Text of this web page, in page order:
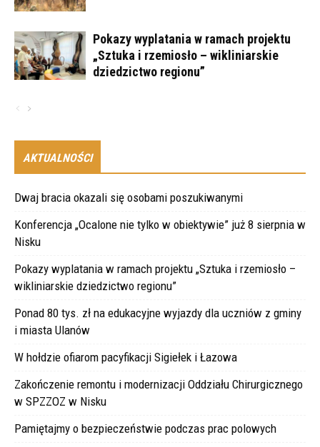
Pokazy wyplatania w ramach projektu
„Sztuka i rzemiosło – wikliniarskie
dziedzictwo regionu”
AKTUALNOŚCI
Dwaj bracia okazali się osobami poszukiwanymi
Konferencja „Ocalone nie tylko w obiektywie” już 8 sierpnia w
Nisku
Pokazy wyplatania w ramach projektu „Sztuka i rzemiosło –
wikliniarskie dziedzictwo regionu”
Ponad 80 tys. zł na edukacyjne wyjazdy dla uczniów z gminy
i miasta Ulanów
W hołdzie ofiarom pacyfikacji Sigiełek i Łazowa
Zakończenie remontu i modernizacji Oddziału Chirurgicznego
w SPZZOZ w Nisku
Pamiętajmy o bezpieczeństwie podczas prac polowych